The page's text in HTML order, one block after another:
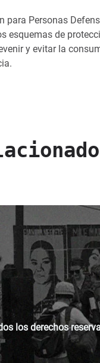
para Personas
esquemas de
y evitar la
los derechos